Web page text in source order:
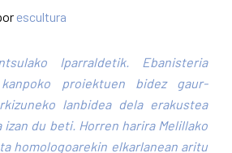
escultura
Iparraldetik. Ebanisteria
proiektuen bidez gaur-
lanbidea dela erakustea
izan du beti. Horren harira Melillako
homologoarekin elkarlanean aritu